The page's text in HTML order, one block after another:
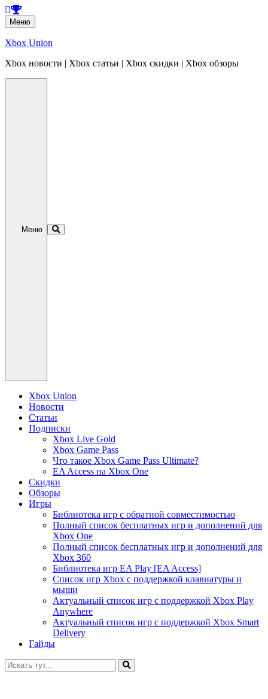
Меню Перейти
к
содержанию
Xbox Union
Xbox новости | Xbox статьи | Xbox скидки | Xbox обзоры
Меню
Xbox Union
Новости
Статьи
Подписки
Xbox Live Gold
Xbox Game Pass
Что такое Xbox Game Pass Ultimate?
EA Access на Xbox One
Скидки
Обзоры
Игры
Библиотека игр с обратной совместимостью
Полный список бесплатных игр и дополнений для
Xbox One
Полный список бесплатных игр и дополнений для
Xbox 360
Библиотека игр EA Play [EA Access]
Список игр Xbox c поддержкой клавиатуры и
мыши
Актуальный список игр с поддержкой Xbox Play
Anywhere
Актуальный список игр с поддержкой Xbox Smart
Delivery
Гайды
Искать: